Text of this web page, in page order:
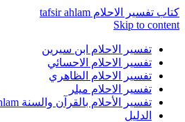
كتاب تفسير الاحلام tafsir ahlam
Skip to content
تفسير الاحلام ابن سيرين
تفسير الاحلام الاحسائي
تفسير الاحلام الظاهري
تفسير الاحلام ميلر
تفسير الأحلام بالقرآن والسنة tafsir ahlam
الدليل